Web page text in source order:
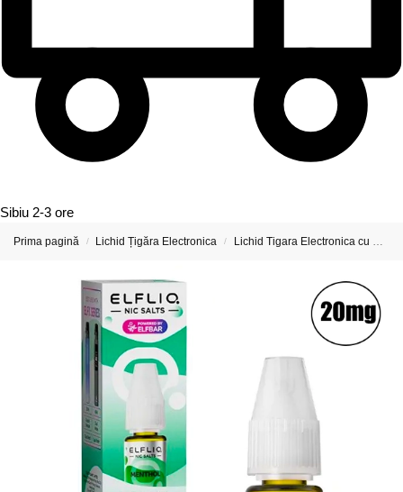
Sibiu 2-3 ore
Prima pagină / Lichid Țigăra Electronica / Lichid Tigara Electronica cu Nicotina